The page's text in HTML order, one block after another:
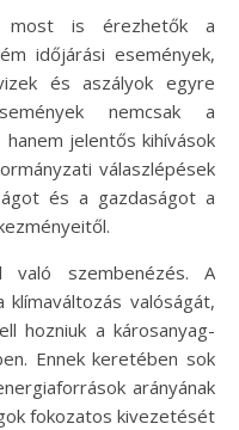
most is érezhetők a
időjárási események,
és aszályok egyre
nemcsak a
jelentős kihívások
válaszlépések
és a gazdaságot a
szembenézés. A
klímaváltozás valóságát,
hozniuk a károsanyag-
Ennek keretében sok
arányának
fokozatos kivezetését